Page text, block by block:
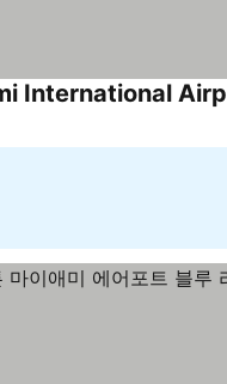
International